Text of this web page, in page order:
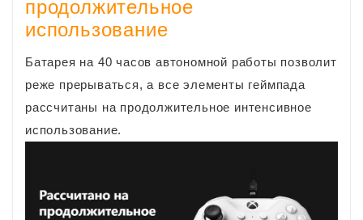
продолжительное
использование
Батарея на 40 часов автономной работы позволит
реже прерываться, а все элементы геймпада
рассчитаны на продолжительное интенсивное
использование.